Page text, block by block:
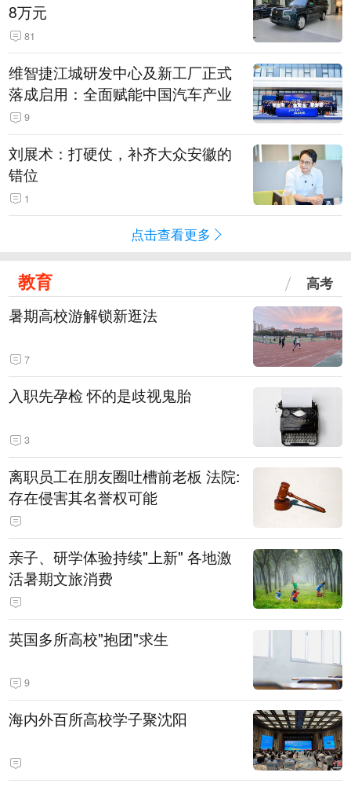
8万元
81
维智捷江城研发中心及新工厂正式
落成启用：全面赋能中国汽车产业
9
刘展术：打硬仗，补齐大众安徽的
错位
1
点击查看更多
教育 高考
暑期高校游解锁新逛法
7
入职先孕检 怀的是歧视鬼胎
3
离职员工在朋友圈吐槽前老板 法院:
存在侵害其名誉权可能
亲子、研学体验持续"上新" 各地激
活暑期文旅消费
英国多所高校"抱团"求生
9
海内外百所高校学子聚沈阳